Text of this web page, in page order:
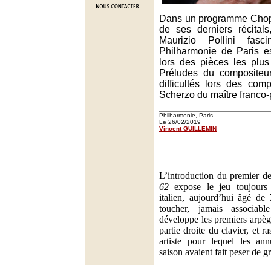
Dans un programme
de ses derniers
Maurizio Pollini
Philharmonie de Paris
lors des pièces les
Préludes du
difficultés lors des
Scherzo du maître
Philharmonie, Paris
Le 26/02/2019
Vincent GUILLEMIN
L’introduction du premier
62 expose le jeu toujours
italien, aujourd’hui âgé
toucher, jamais
développe les premiers
partie droite du clavier, et
artiste pour lequel les
saison avaient fait peser de